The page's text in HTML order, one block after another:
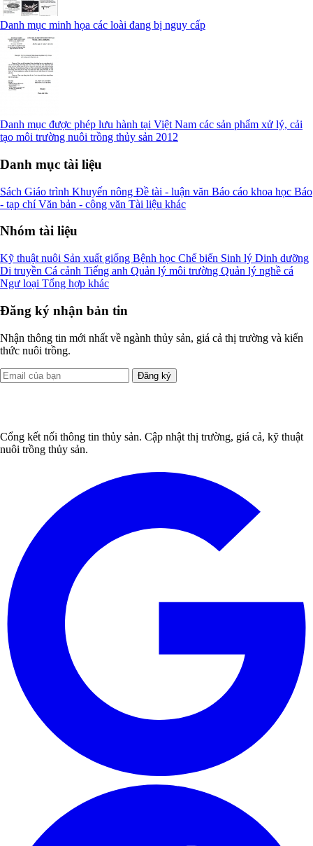
Danh mục minh họa các loài đang bị nguy cấp
Danh mục được phép lưu hành tại Việt Nam các sản phẩm xử lý, cải
tạo môi trường nuôi trồng thủy sản 2012
Danh mục tài liệu
Sách Giáo trình Khuyến nông Đề tài - luận văn Báo cáo khoa học Báo
- tạp chíVăn bản - công văn Tài liệu khác
Nhóm tài liệu
Kỹ thuật nuôi Sản xuất giống Bệnh học Chế biến Sinh lý Dinh dưỡng
Di truyền Cá cảnh Tiếng anh Quản lý môi trường Quản lý nghề cá
Ngư loại Tổng hợp khác
Đăng ký nhận bản tin
Nhận thông tin mới nhất về ngành thủy sản, giá cả thị trường và kiến
thức nuôi trồng.
Đăng ký
Cổng kết nối thông tin thủy sản. Cập nhật thị trường, giá cả, kỹ thuật
nuôi trồng thủy sản.